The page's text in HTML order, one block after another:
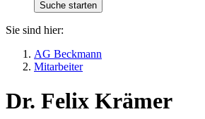
Sie sind hier:
AG Beckmann
Mitarbeiter
Dr. Felix Krämer